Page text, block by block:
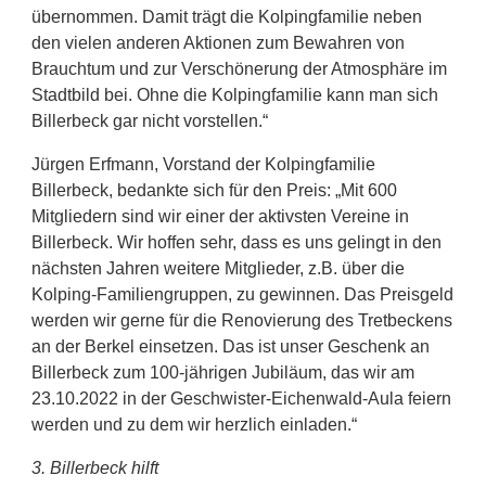
übernommen. Damit trägt die Kolpingfamilie neben
den vielen anderen Aktionen zum Bewahren von
Brauchtum und zur Verschönerung der Atmosphäre im
Stadtbild bei. Ohne die Kolpingfamilie kann man sich
Billerbeck gar nicht vorstellen.“
Jürgen Erfmann, Vorstand der Kolpingfamilie
Billerbeck, bedankte sich für den Preis: „Mit 600
Mitgliedern sind wir einer der aktivsten Vereine in
Billerbeck. Wir hoffen sehr, dass es uns gelingt in den
nächsten Jahren weitere Mitglieder, z.B. über die
Kolping-Familiengruppen, zu gewinnen. Das Preisgeld
werden wir gerne für die Renovierung des Tretbeckens
an der Berkel einsetzen. Das ist unser Geschenk an
Billerbeck zum 100-jährigen Jubiläum, das wir am
23.10.2022 in der Geschwister-Eichenwald-Aula feiern
werden und zu dem wir herzlich einladen.“
3. Billerbeck hilft